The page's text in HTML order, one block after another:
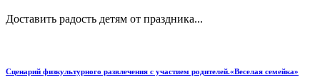
Доставить радость детям от праздника...
Сценарий физкультурного развлечения с участием родителей.«Веселая семейка»